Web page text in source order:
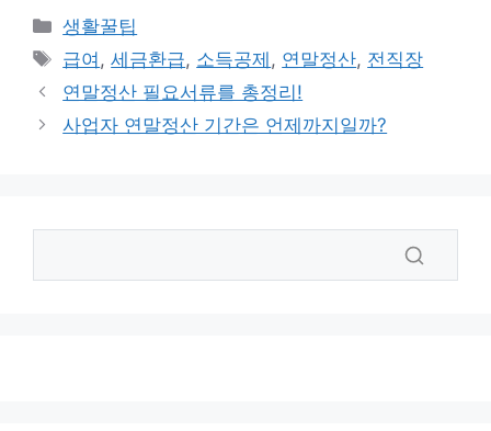
카
테
리
생활꿀팁
태
그
급여 ,세금환급, 소득공제 , 연말정산, 전직장
연말정산 필요서류를 총정리!
사업자 연말정산 기간은 언제까지일까?